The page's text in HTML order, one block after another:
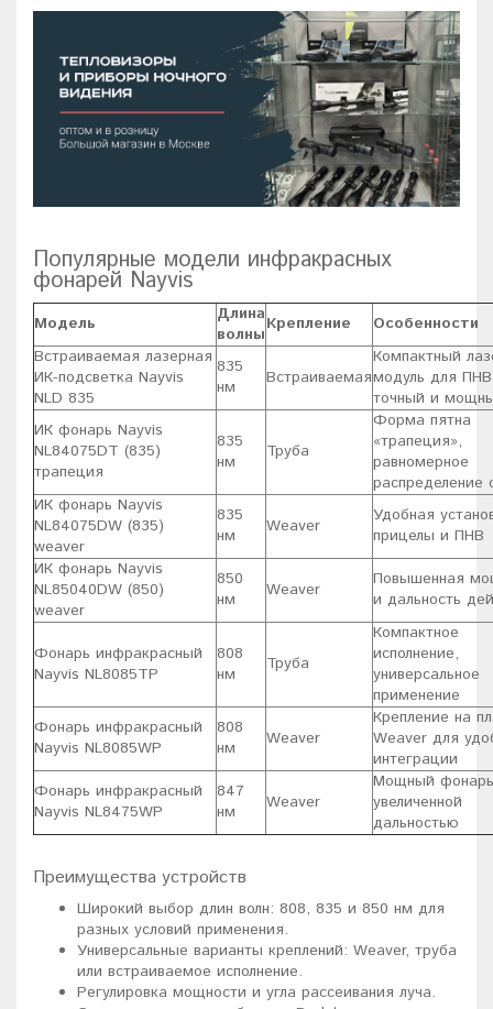
Популярные модели инфракрасных
фонарей Nayvis
Модель
Длина
волныКрепление
Особенности
Встраиваемая лазерная
ИК-подсветка Nayvis
NLD 835
835
нм
Встраиваемая
Компактный
модуль для
точный и
ИК фонарь Nayvis
NL84075DT (835)
трапеция
835
нм
Труба
Форма пятна
«трапеция»,
равномерное
распределение
ИК фонарь Nayvis
NL84075DW (835)
weaver
835
нм
Weaver
Удобная
прицелы и ПНВ
ИК фонарь Nayvis
NL85040DW (850)
weaver
850
нм
Weaver
Повышенная
и дальность
Фонарь инфракрасный
Nayvis NL8085TP
808
нм
Труба
Компактное
исполнение,
универсальное
применение
Фонарь инфракрасный
Nayvis NL8085WP
808
нм
Weaver
Крепление на
Weaver для
интеграции
Фонарь инфракрасный
Nayvis NL8475WP
847
нм
Weaver
Мощный
увеличенной
дальностью
Преимущества устройств
Широкий выбор длин волн: 808, 835 и 850 нм для
разных условий применения.
Универсальные варианты креплений: Weaver, труба
или встраиваемое исполнение.
Регулировка мощности и угла рассеивания луча.